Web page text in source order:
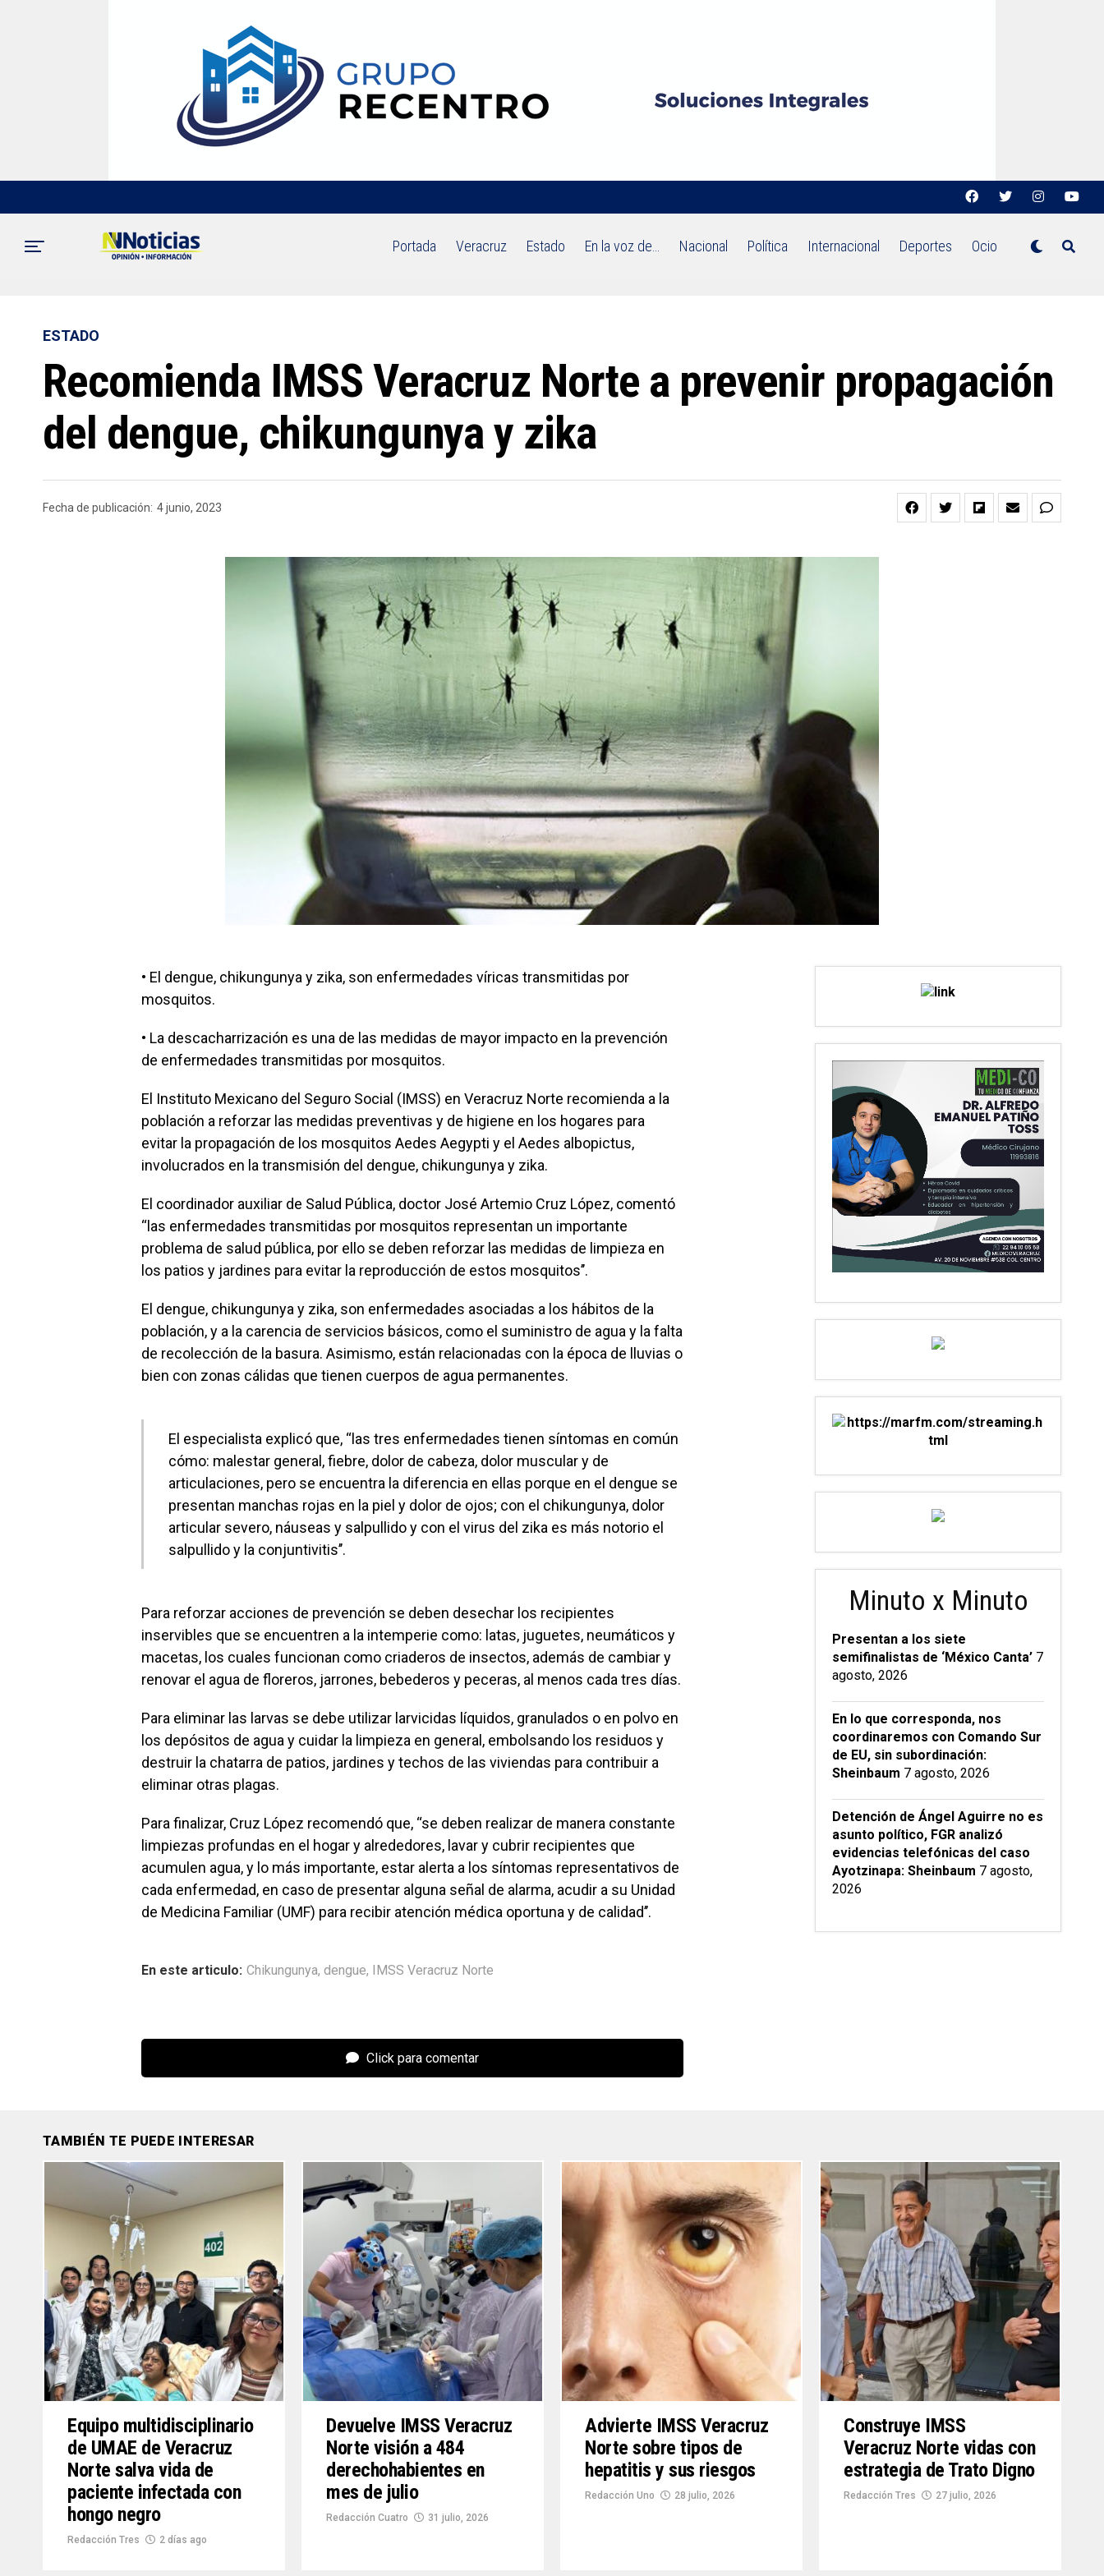
Portada Veracruz Estado En la voz de… Nacional Política Internacional Deportes Ocio
ESTADO
Recomienda IMSS Veracruz Norte a prevenir propagación
del dengue, chikungunya y zika
Fecha de publicación: 4 junio, 2023
• El dengue, chikungunya y zika, son enfermedades víricas transmitidas por
mosquitos.
• La descacharrización es una de las medidas de mayor impacto en la prevención
de enfermedades transmitidas por mosquitos.
El Instituto Mexicano del Seguro Social (IMSS) en Veracruz Norte recomienda a la
población a reforzar las medidas preventivas y de higiene en los hogares para
evitar la propagación de los mosquitos Aedes Aegypti y el Aedes albopictus,
involucrados en la transmisión del dengue, chikungunya y zika.
El coordinador auxiliar de Salud Pública, doctor José Artemio Cruz López, comentó
‘‘las enfermedades transmitidas por mosquitos representan un importante
problema de salud pública, por ello se deben reforzar las medidas de limpieza en
los patios y jardines para evitar la reproducción de estos mosquitos’’.
El dengue, chikungunya y zika, son enfermedades asociadas a los hábitos de la
población, y a la carencia de servicios básicos, como el suministro de agua y la falta
de recolección de la basura. Asimismo, están relacionadas con la época de lluvias o
bien con zonas cálidas que tienen cuerpos de agua permanentes.
El especialista explicó que, ‘‘las tres enfermedades tienen síntomas en común
cómo: malestar general, fiebre, dolor de cabeza, dolor muscular y de
articulaciones, pero se encuentra la diferencia en ellas porque en el dengue se
presentan manchas rojas en la piel y dolor de ojos; con el chikungunya, dolor
articular severo, náuseas y salpullido y con el virus del zika es más notorio el
salpullido y la conjuntivitis’’.
Para reforzar acciones de prevención se deben desechar los recipientes
inservibles que se encuentren a la intemperie como: latas, juguetes, neumáticos y
macetas, los cuales funcionan como criaderos de insectos, además de cambiar y
renovar el agua de floreros, jarrones, bebederos y peceras, al menos cada tres días.
Para eliminar las larvas se debe utilizar larvicidas líquidos, granulados o en polvo en
los depósitos de agua y cuidar la limpieza en general, embolsando los residuos y
destruir la chatarra de patios, jardines y techos de las viviendas para contribuir a
eliminar otras plagas.
Para finalizar, Cruz López recomendó que, ‘‘se deben realizar de manera constante
limpiezas profundas en el hogar y alrededores, lavar y cubrir recipientes que
acumulen agua, y lo más importante, estar alerta a los síntomas representativos de
cada enfermedad, en caso de presentar alguna señal de alarma, acudir a su Unidad
de Medicina Familiar (UMF) para recibir atención médica oportuna y de calidad’’.
En este articulo: Chikungunya, dengue, IMSS Veracruz Norte
Click para comentar
Minuto x Minuto
Presentan a los siete
semifinalistas de ‘México Canta’ 7
agosto, 2026
En lo que corresponda, nos
coordinaremos con Comando Sur
de EU, sin subordinación:
Sheinbaum 7 agosto, 2026
Detención de Ángel Aguirre no es
asunto político, FGR analizó
evidencias telefónicas del caso
Ayotzinapa: Sheinbaum 7 agosto,
2026
TAMBIÉN TE PUEDE INTERESAR
Equipo multidisciplinario
de UMAE de Veracruz
Norte salva vida de
paciente infectada con
hongo negro
Redacción Tres 2 días ago
Devuelve IMSS Veracruz
Norte visión a 484
derechohabientes en
mes de julio
Redacción Cuatro 31 julio, 2026
Advierte IMSS Veracruz
Norte sobre tipos de
hepatitis y sus riesgos
Redacción Uno 28 julio, 2026
Construye IMSS
Veracruz Norte vidas con
estrategia de Trato Digno
Redacción Tres 27 julio, 2026